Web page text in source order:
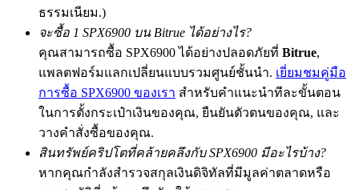
USDT New User Exclusive 10% APR
USDT Flexible Staking | Daily Rewards
New Listing Futures Fest
Trade New Futures, Win 200,000 USDT
ธรรมเนียม.)
จะซื้อ 1 SPX6900 บน Bitrue ได้อย่างไร?
คุณสามารถซื้อ SPX6900 ได้อย่างปลอดภัยที่ Bitrue,
แพลตฟอร์มแลกเปลี่ยนแบบรวมศูนย์ชั้นนำ. เยี่ยมชมคู่มือ
การซื้อ SPX6900 ของเรา สำหรับคำแนะนำทีละขั้นตอน
ในการตั้งกระเป๋าเงินของคุณ, ยืนยันตัวตนของคุณ, และ
วางคำสั่งซื้อของคุณ.
สินทรัพย์คริปโตที่คล้ายคลึงกับ SPX6900 มีอะไรบ้าง?
หากคุณกำลังสำรวจสกุลเงินดิจิทัลที่มีมูลค่าตลาดหรือ